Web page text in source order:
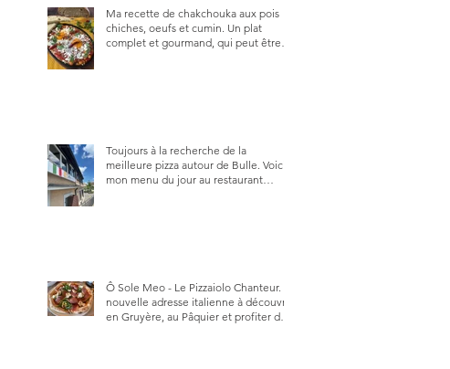
Ma recette de chakchouka aux pois
chiches, oeufs et cumin. Un plat
complet et gourmand, qui peut être
Toujours à la recherche de la
meilleure pizza autour de Bulle. Voici
mon menu du jour au restaurant
Ô Sole Meo - Le Pizzaiolo Chanteur. La
nouvelle adresse italienne à découvrir
en Gruyère, au Pâquier et profiter des